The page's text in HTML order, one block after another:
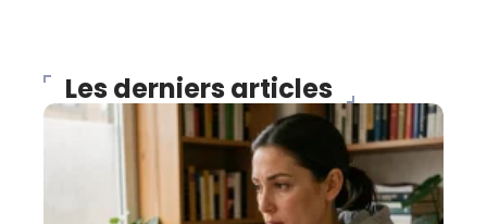
Les derniers articles